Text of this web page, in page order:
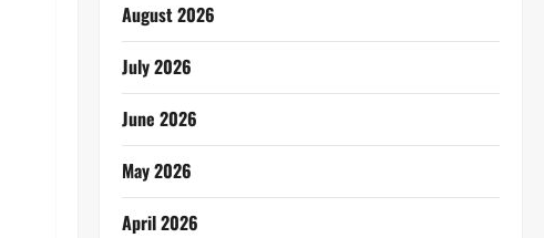
August 2026
July 2026
June 2026
May 2026
April 2026